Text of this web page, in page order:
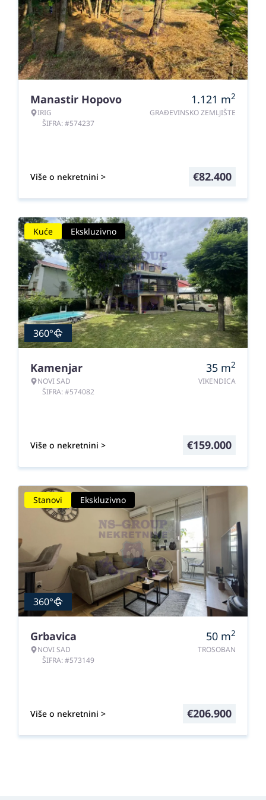
Manastir Hopovo
IRIG
ŠIFRA: #574237
1.121 m2
GRAĐEVINSKO ZEMLJIŠTE
Više o nekretnini > €82.400
Kuće Ekskluzivno
360°
Kamenjar
NOVI SAD
ŠIFRA: #574082
35 m2
VIKENDICA
Više o nekretnini > €159.000
Stanovi Ekskluzivno
360°
Grbavica
NOVI SAD
ŠIFRA: #573149
50 m2
TROSOBAN
Više o nekretnini > €206.900